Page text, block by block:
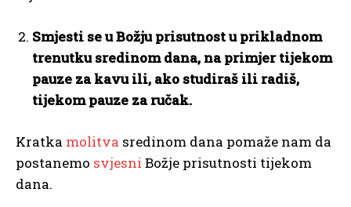
Smjesti se u Božju prisutnost u prikladnom
trenutku sredinom dana, na primjer tijekom
pauze za kavu ili, ako studiraš ili radiš,
tijekom pauze za ručak.
Kratka molitva sredinom dana pomaže nam da
postanemo svjesni Božje prisutnosti tijekom
dana.